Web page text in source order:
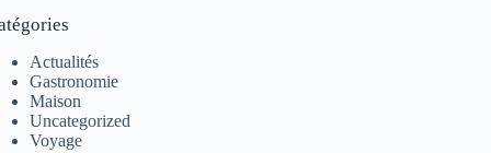
Actualités
Gastronomie
Maison
Uncategorized
Voyage